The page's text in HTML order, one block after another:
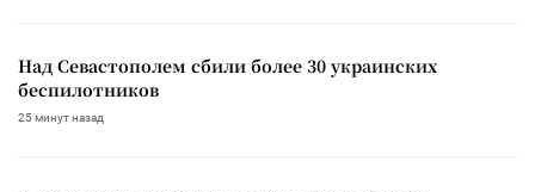
Над Севастополем сбили более 30 украинских
беспилотников
25 минут назад